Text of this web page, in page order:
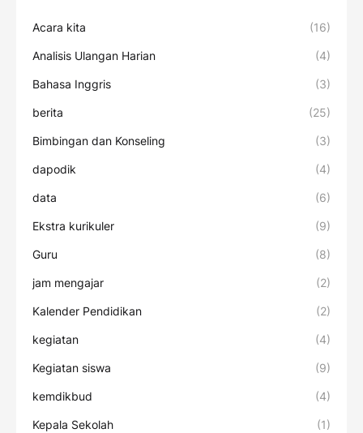
Acara kita (16)
Analisis Ulangan Harian (4)
Bahasa Inggris (3)
berita (25)
Bimbingan dan Konseling (3)
dapodik (4)
data (6)
Ekstra kurikuler (9)
Guru (8)
jam mengajar (2)
Kalender Pendidikan (2)
kegiatan (4)
Kegiatan siswa (9)
kemdikbud (4)
Kepala Sekolah (1)